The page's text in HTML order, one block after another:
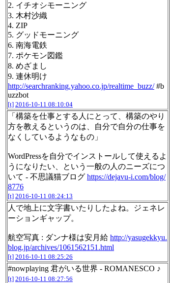
2. イチオシモーニング
3. 木村沙織
4. ZIP
5. グッドモーニング
6. 南海電鉄
7. ポケモン図鑑
8. めざまし
9. 連休明け
http://searchranking.yahoo.co.jp/realtime_buzz/#b
uzzbot
[t] 2016-10-11 08:10:04
「構築を仕事とする人にとって、構築のやり
方を教えるというのは、自分で自分の仕事を
なくしているようなもの」
WordPressを自分でインストールして使えるよ
うになりたい、という一般の人のニーズにつ
いて - 不思議猫ブログ https://dejavu-i.com/blog/
8776
[t] 2016-10-11 08:24:13
人で地上に文字書いたりしたよね。ジェネレ
ーションギャップ。
航空写真 : ダンナ様は安月給 http://yasugekkyu.
blog.jp/archives/1061562151.html
[t] 2016-10-11 08:25:26
#nowplaying 君がいる世界 - ROMANESCO ♪
[t] 2016-10-11 08:27:56